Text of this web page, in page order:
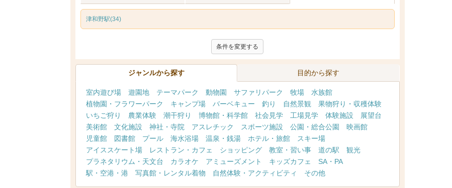
津和野駅(34)
条件を変更する
ジャンルから探す 目的から探す
室内遊び場 遊園地 テーマパーク 動物園 サファリパーク 牧場
水族館
植物園・フラワーパーク
キャンプ場 バーベキュー 釣り 自然景観
果物狩り・収穫体験
いちご狩り
農業体験 潮干狩り 博物館・科学館 社会見学 工場見学 体験施設
展望台
美術館
文化施設 神社・寺院 アスレチック スポーツ施設 公園・総合公園
映画館
児童館
図書館 プール 海水浴場 温泉・銭湯 ホテル・旅館
スキー場
アイススケート場
レストラン・カフェ ショッピング 教室・習い事 道の駅
観光
プラネタリウム・天文台
カラオケ アミューズメント キッズカフェ
SA・PA
駅・空港・港
写真館・レンタル着物 自然体験・アクティビティ その他